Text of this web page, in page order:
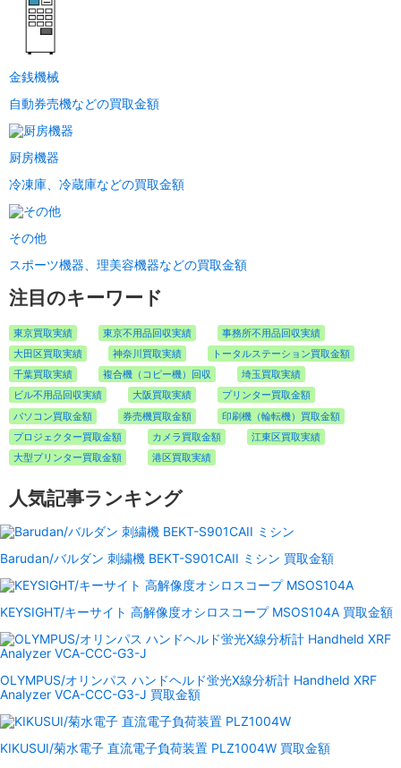
金銭機械
自動券売機などの買取金額
厨房機器
冷凍庫、冷蔵庫などの買取金額
その他
スポーツ機器、理美容機器などの買取金額
注目のキーワード
東京買取実績 東京不用品回収実績
事務所不用品回収実績
大田区買取実績
神奈川買取実績
トータルステーション買取金額
千葉買取実績
複合機（コピー機）回収
埼玉買取実績
ビル不用品回収実績
大阪買取実績
プリンター買取金額
パソコン買取金額
券売機買取金額
印刷機（輪転機）買取金額
プロジェクター買取金額
カメラ買取金額
江東区買取実績
大型プリンター買取金額
港区買取実績
人気記事ランキング
Barudan/バルダン 刺繍機 BEKT-S901CAII ミシン 買取金額
KEYSIGHT/キーサイト 高解像度オシロスコープ MSOS104A 買取金額
OLYMPUS/オリンパス ハンドヘルド蛍光X線分析計 Handheld XRF
Analyzer VCA-CCC-G3-J 買取金額
KIKUSUI/菊水電子 直流電子負荷装置 PLZ1004W 買取金額